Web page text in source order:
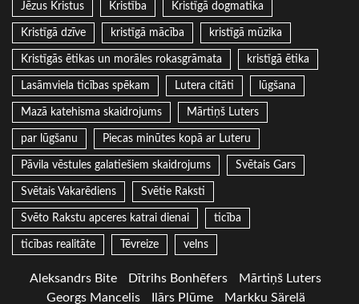
Jēzus Kristus Kristība Kristīgā dogmatika
Kristīgā dzīve kristīgā mācība kristīgā mūzika
Kristīgās ētikas un morāles rokasgrāmata kristīgā ētika
Lasāmviela ticības spēkam Lutera citāti lūgšana
Mazā katehisma skaidrojums Mārtiņš Luters
par lūgšanu Piecas minūtes kopā ar Luteru
Pāvila vēstules galatiešiem skaidrojums Svētais Gars
Svētais Vakarēdiens Svētie Raksti
Svēto Rakstu apceres katrai dienai ticība
ticības realitāte Tēvreize velns
Aleksandrs Bite Dītrihs Bonhēfers
Mārtiņš Luters
Georgs Mancelis
Ilārs Plūme Markku Särelä